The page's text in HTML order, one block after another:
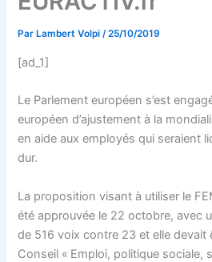
Par Lambert Volpi/25/10/2019
[ad_1]
Le Parlement européen s’est
européen d’ajustement à la
en aide aux employés qui seraient
dur.
La proposition visant à utiliser le
été approuvée le 22 octobre, avec
de 516 voix contre 23 et elle devait
Conseil « Emploi, politique sociale,